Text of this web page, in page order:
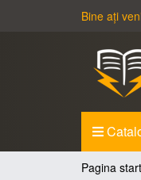
Bine ați
Pagina start